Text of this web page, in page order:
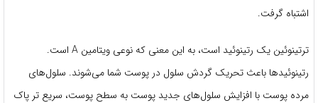
اشتباه گرفت.
ترتینوئین یک رتینوئید است، به این معنی که نوعی ویتامین A است.
رتینوئیدها باعث تحریک گردش سلول در پوست شما می‌شوند. سلول‌های
مرده پوست با افزایش سلول‌های جدید پوست به سطح پوست، سریع تر پاک